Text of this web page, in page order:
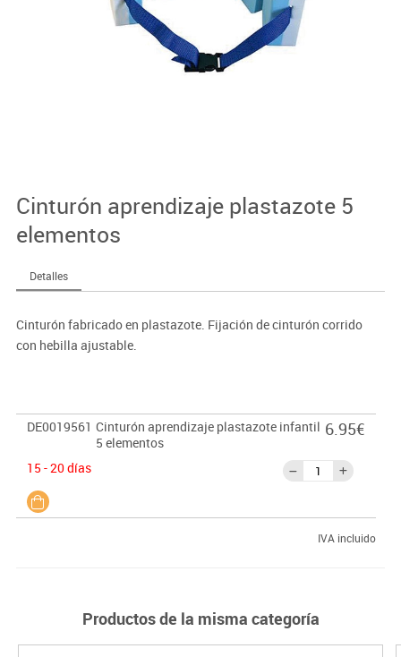
Cinturón aprendizaje plastazote 5
elementos
Detalles
Cinturón fabricado en plastazote. Fijación de cinturón corrido
con hebilla ajustable.
DE0019561 Cinturón aprendizaje plastazote infantil
5 elementos
15 - 20 días
6.95€
IVA incluido
Productos de la misma categoría